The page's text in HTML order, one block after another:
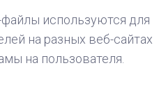
используются для
на разных веб-сайтах
на пользователя.